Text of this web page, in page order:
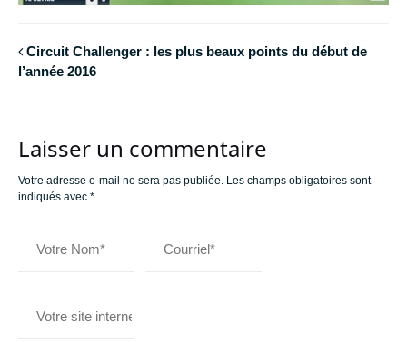
Circuit Challenger : les plus beaux points du début de
l’année 2016
Laisser un commentaire
Votre adresse e-mail ne sera pas publiée. Les champs obligatoires sont
indiqués avec *